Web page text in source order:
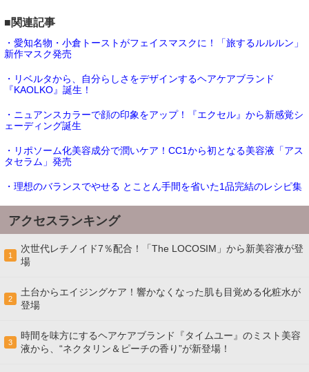
■関連記事
・愛知名物・小倉トーストがフェイスマスクに！「旅するルルルン」
新作マスク発売
・リベルタから、自分らしさをデザインするヘアケアブランド
『KAOLKO』誕生！
・ニュアンスカラーで顔の印象をアップ！『エクセル』から新感覚シ
ェーディング誕生
・リポソーム化美容成分で潤いケア！CC1から初となる美容液「アス
タセラム」発売
・理想のバランスでやせる とことん手間を省いた1品完結のレシピ集
アクセスランキング
1
次世代レチノイド7％配合！「The LOCOSIM」から新美容液が登
場
2
土台からエイジングケア！響かなくなった肌も目覚める化粧水が
登場
3
時間を味方にするヘアケアブランド『タイムユー』のミスト美容
液から、“ネクタリン＆ピーチの香り”が新登場！